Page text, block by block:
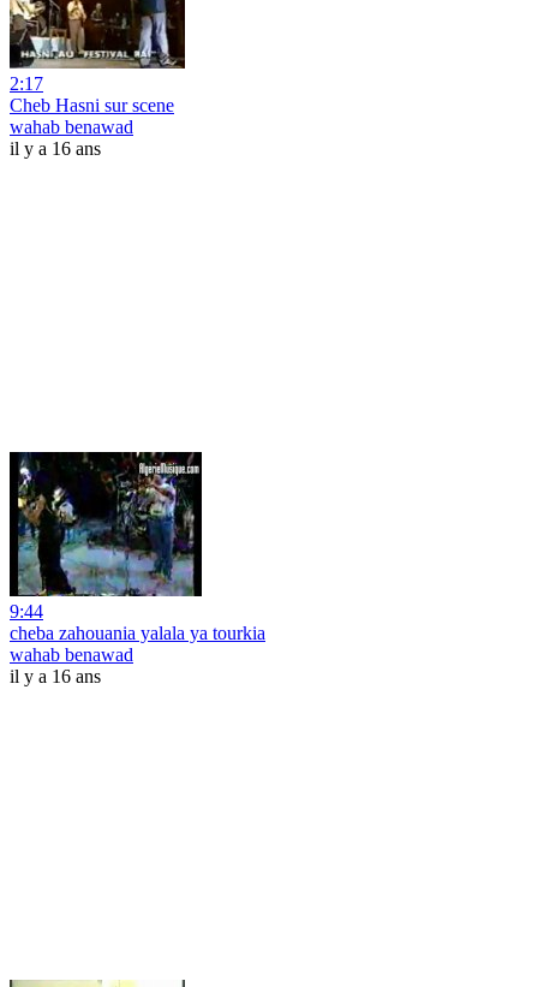
2:17
Cheb Hasni sur scene
wahab benawad
il y a 16 ans
9:44
cheba zahouania yalala ya tourkia
wahab benawad
il y a 16 ans